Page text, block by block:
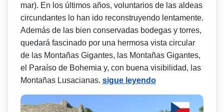
mar). En los últimos años, voluntarios de las aldeas
circundantes lo han ido reconstruyendo lentamente.
Además de las bien conservadas bodegas y torres,
quedará fascinado por una hermosa vista circular
de las Montañas Gigantes, las Montañas Gigantes,
el Paraíso de Bohemia y, con buena visibilidad, las
Montañas Lusacianas. sigue leyendo